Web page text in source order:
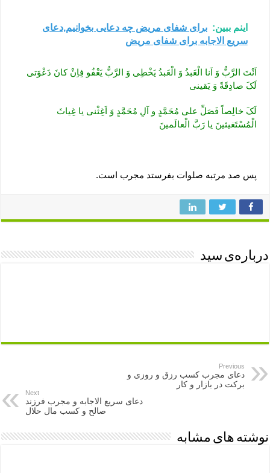
اینم ببین: برای شفای مریض چه دعایی بخوانیم,دعای
سریع الاجابه برای شفای مریض
اَنْتَ الرَّبُّ وَ اَنا الْعَبدُ وَ الْعَبدُ یَخْطِی وَ الرَّبُّ یَعْفُو فِاِنْ کانَ دَعْوَتی
لَکَ صادِقَةً وَ یَقینی
لَکَ خالِصاً فَصَلِّ علی مُحَمَّدٍ و آلِ مُحَمَّدٍ وَ اَغِثْنی یا غِیاثَ
الْمُسْتَغیثینَ یا رَبَّ الْعالَمینَ
پس صد مرتبه صلوات بفرستد مجرب است.
درباره‌ی سید
Previous
دعای مجرب کسب رزق و روزی و
برکت در بازار و کار
Next
دعای سریع الاجابه و مجرب فرزند
صالح و کسب مال حلال
نوشته های مشابه